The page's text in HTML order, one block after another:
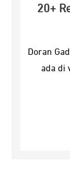
20+
Doran
ada di